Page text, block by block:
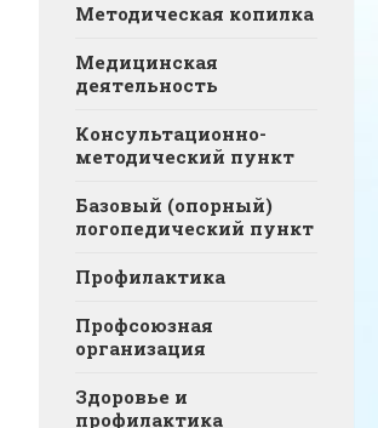
Методическая копилка
Медицинская
деятельность
Консультационно-
методический пункт
Базовый (опорный)
логопедический пункт
Профилактика
Профсоюзная
организация
Здоровье и
профилактика